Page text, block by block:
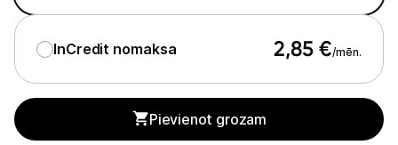
Sadzīves tehnika
InCredit nomaksa 2,85 €/mēn.
Pievienot grozam